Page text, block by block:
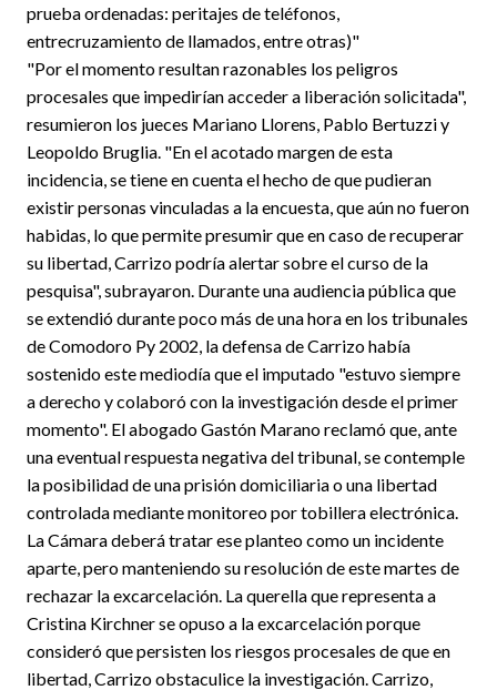
prueba ordenadas: peritajes de teléfonos,
entrecruzamiento de llamados, entre otras)"
"Por el momento resultan razonables los peligros
procesales que impedirían acceder a liberación solicitada",
resumieron los jueces Mariano Llorens, Pablo Bertuzzi y
Leopoldo Bruglia. "En el acotado margen de esta
incidencia, se tiene en cuenta el hecho de que pudieran
existir personas vinculadas a la encuesta, que aún no fueron
habidas, lo que permite presumir que en caso de recuperar
su libertad, Carrizo podría alertar sobre el curso de la
pesquisa", subrayaron. Durante una audiencia pública que
se extendió durante poco más de una hora en los tribunales
de Comodoro Py 2002, la defensa de Carrizo había
sostenido este mediodía que el imputado "estuvo siempre
a derecho y colaboró con la investigación desde el primer
momento". El abogado Gastón Marano reclamó que, ante
una eventual respuesta negativa del tribunal, se contemple
la posibilidad de una prisión domiciliaria o una libertad
controlada mediante monitoreo por tobillera electrónica.
La Cámara deberá tratar ese planteo como un incidente
aparte, pero manteniendo su resolución de este martes de
rechazar la excarcelación. La querella que representa a
Cristina Kirchner se opuso a la excarcelación porque
consideró que persisten los riesgos procesales de que en
libertad, Carrizo obstaculice la investigación. Carrizo,